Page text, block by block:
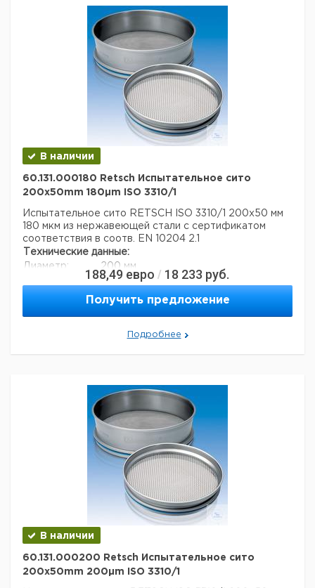
В наличии
60.131.000180 Retsch Испытательное сито
200x50mm 180µm ISO 3310/1
Испытательное сито RETSCH ISO 3310/1 200x50 мм
180 мкм из нержавеющей стали с сертификатом
соответствия в соотв. EN 10204 2.1
Технические данные:
Диаметр:
200 мм
350 г
Высота:
50 мм
180 мкм
188,49 евро / 18 233 руб.
Получить предложение
Подробнее
В наличии
60.131.000200 Retsch Испытательное сито
200x50mm 200µm ISO 3310/1